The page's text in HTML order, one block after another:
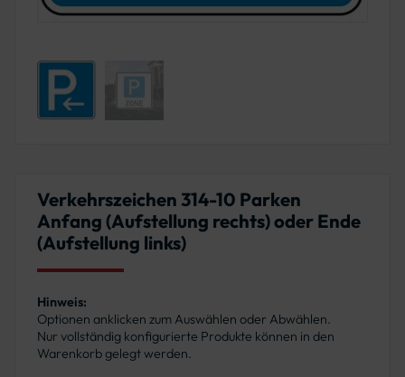
Verkehrszeichen 314-10 Parken
Anfang (Aufstellung rechts) oder Ende
(Aufstellung links)
Hinweis:
Optionen anklicken zum Auswählen oder Abwählen.
Nur vollständig konfigurierte Produkte können in den
Warenkorb gelegt werden.